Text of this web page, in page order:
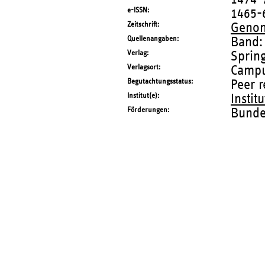
e-ISSN 1465-
Zeitschrift
Quellenangaben
Verlag
Verlagsort
Begutachtungsstatus Peer
Institut(e)
Förderungen